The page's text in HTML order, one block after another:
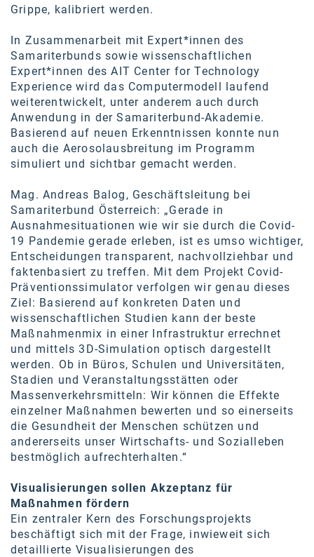
Grippe, kalibriert werden.
In Zusammenarbeit mit Expert*innen des
Samariterbunds sowie wissenschaftlichen
Expert*innen des AIT Center for Technology
Experience wird das Computermodell laufend
weiterentwickelt, unter anderem auch durch
Anwendung in der Samariterbund-Akademie.
Basierend auf neuen Erkenntnissen konnte nun
auch die Aerosolausbreitung im Programm
simuliert und sichtbar gemacht werden.
Mag. Andreas Balog, Geschäftsleitung bei
Samariterbund Österreich: „Gerade in
Ausnahmesituationen wie wir sie durch die Covid-
19 Pandemie gerade erleben, ist es umso wichtiger,
Entscheidungen transparent, nachvollziehbar und
faktenbasiert zu treffen. Mit dem Projekt Covid-
Präventionssimulator verfolgen wir genau dieses
Ziel: Basierend auf konkreten Daten und
wissenschaftlichen Studien kann der beste
Maßnahmenmix in einer Infrastruktur errechnet
und mittels 3D-Simulation optisch dargestellt
werden. Ob in Büros, Schulen und Universitäten,
Stadien und Veranstaltungsstätten oder
Massenverkehrsmitteln: Wir können die Effekte
einzelner Maßnahmen bewerten und so einerseits
die Gesundheit der Menschen schützen und
andererseits unser Wirtschafts- und Sozialleben
bestmöglich aufrechterhalten.“
Visualisierungen sollen Akzeptanz für
Maßnahmen fördern
Ein zentraler Kern des Forschungsprojekts
beschäftigt sich mit der Frage, inwieweit sich
detaillierte Visualisierungen des